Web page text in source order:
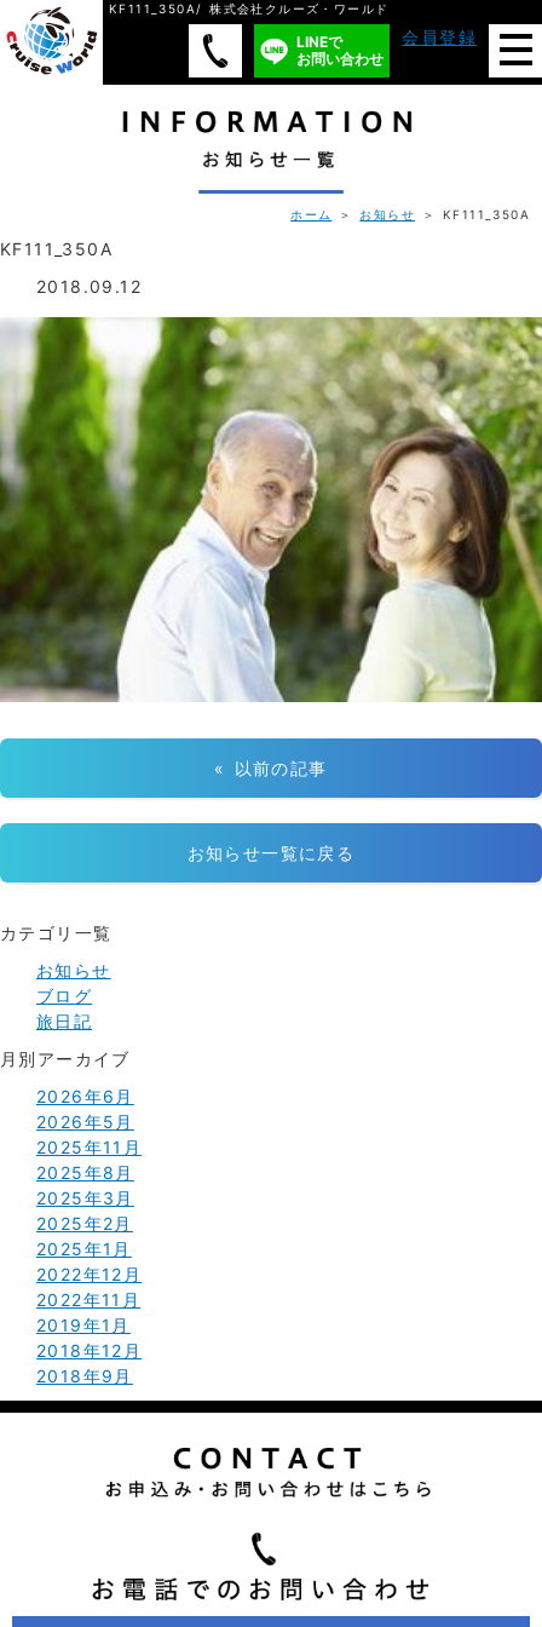
KF111_350A/ 株式会社クルーズ・ワールド
LINEで
お問い合わせ
会員登録
ホーム ＞ お知らせ ＞ KF111_350A
KF111_350A
2018.09.12
« 以前の記事
お知らせ一覧に戻る
カテゴリ一覧
お知らせ
ブログ
旅日記
月別アーカイブ
2026年6月
2026年5月
2025年11月
2025年8月
2025年3月
2025年2月
2025年1月
2022年12月
2022年11月
2019年1月
2018年12月
2018年9月